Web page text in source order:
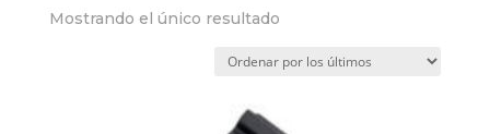
Mostrando el único resultado